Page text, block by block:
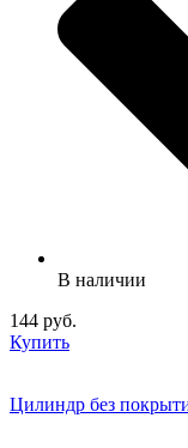
В наличии
144 руб.
Купить
Цилиндр без